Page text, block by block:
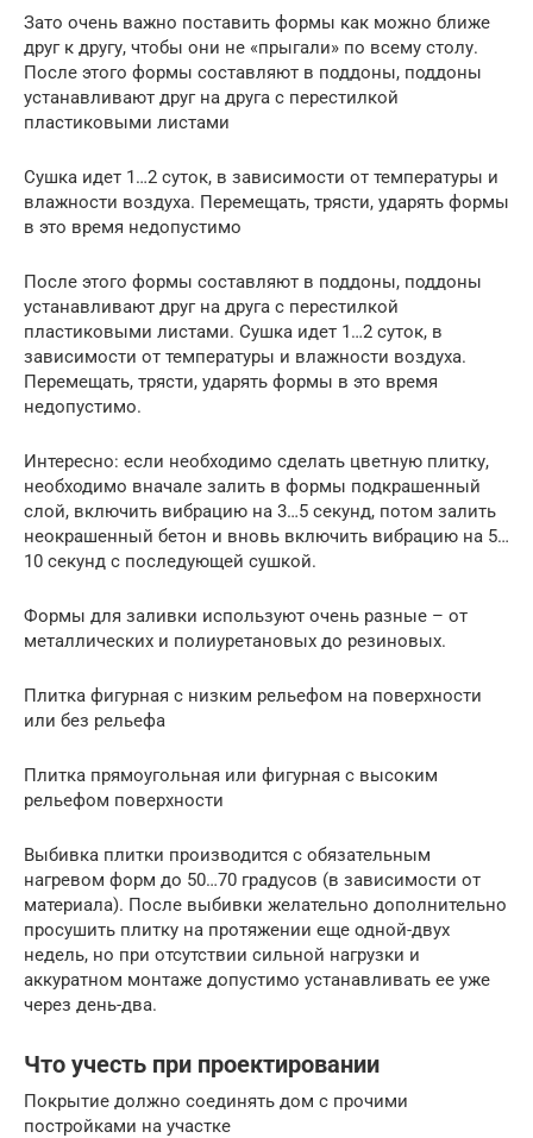
Зато очень важно поставить формы как можно ближе
друг к другу, чтобы они не «прыгали» по всему столу.
После этого формы составляют в поддоны, поддоны
устанавливают друг на друга с перестилкой
пластиковыми листами
Сушка идет 1…2 суток, в зависимости от температуры и
влажности воздуха. Перемещать, трясти, ударять формы
в это время недопустимо
После этого формы составляют в поддоны, поддоны
устанавливают друг на друга с перестилкой
пластиковыми листами. Сушка идет 1…2 суток, в
зависимости от температуры и влажности воздуха.
Перемещать, трясти, ударять формы в это время
недопустимо.
Интересно: если необходимо сделать цветную плитку,
необходимо вначале залить в формы подкрашенный
слой, включить вибрацию на 3…5 секунд, потом залить
неокрашенный бетон и вновь включить вибрацию на 5…
10 секунд с последующей сушкой.
Формы для заливки используют очень разные – от
металлических и полиуретановых до резиновых.
Плитка фигурная с низким рельефом на поверхности
или без рельефа
Плитка прямоугольная или фигурная с высоким
рельефом поверхности
Выбивка плитки производится с обязательным
нагревом форм до 50…70 градусов (в зависимости от
материала). После выбивки желательно дополнительно
просушить плитку на протяжении еще одной-двух
недель, но при отсутствии сильной нагрузки и
аккуратном монтаже допустимо устанавливать ее уже
через день-два.
Что учесть при проектировании
Покрытие должно соединять дом с прочими
постройками на участке